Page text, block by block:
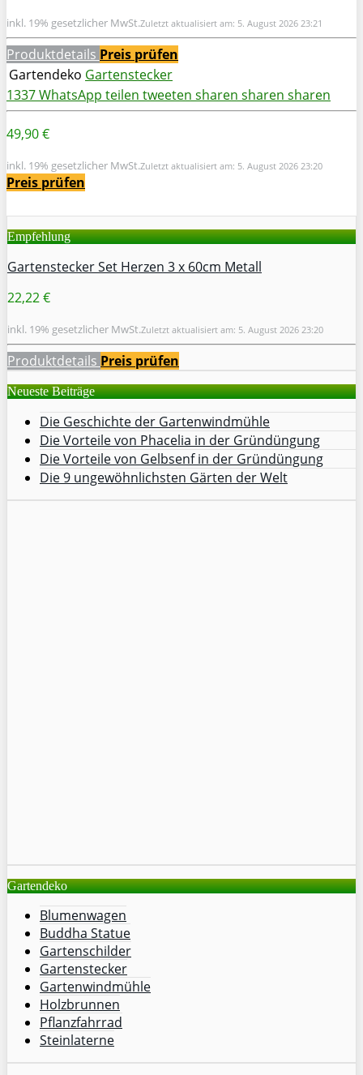
inkl. 19% gesetzlicher MwSt.Zuletzt aktualisiert am: 5. August 2026 23:21
Produktdetails Preis prüfen
Gartendeko Gartenstecker
1337WhatsApp teilen tweeten sharen sharen sharen
49,90 €
inkl. 19% gesetzlicher MwSt.Zuletzt aktualisiert am: 5. August 2026 23:20
Preis prüfen
Empfehlung
Gartenstecker Set Herzen 3 x 60cm Metall
22,22 €
inkl. 19% gesetzlicher MwSt.Zuletzt aktualisiert am: 5. August 2026 23:20
Produktdetails Preis prüfen
Neueste Beiträge
Die Geschichte der Gartenwindmühle
Die Vorteile von Phacelia in der Gründüngung
Die Vorteile von Gelbsenf in der Gründüngung
Die 9 ungewöhnlichsten Gärten der Welt
Gartendeko
Blumenwagen
Buddha Statue
Gartenschilder
Gartenstecker
Gartenwindmühle
Holzbrunnen
Pflanzfahrrad
Steinlaterne